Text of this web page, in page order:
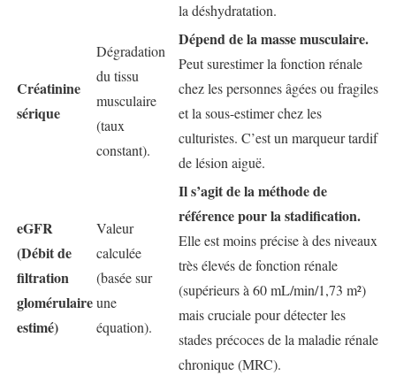
la déshydratation.
Créatinine
sérique
Dégradation
du tissu
musculaire
(taux
constant).
Dépend de la masse musculaire.
Peut surestimer la fonction rénale
chez les personnes âgées ou fragiles
et la sous-estimer chez les
culturistes. C’est un marqueur tardif
de lésion aiguë.
eGFR
(Débit de
filtration
glomérulaire
estimé)
Valeur
calculée
(basée sur
une
équation).
Il s’agit de la méthode de
référence pour la stadification.
Elle est moins précise à des niveaux
très élevés de fonction rénale
(supérieurs à 60 mL/min/1,73 m²)
mais cruciale pour détecter les
stades précoces de la maladie rénale
chronique (MRC).